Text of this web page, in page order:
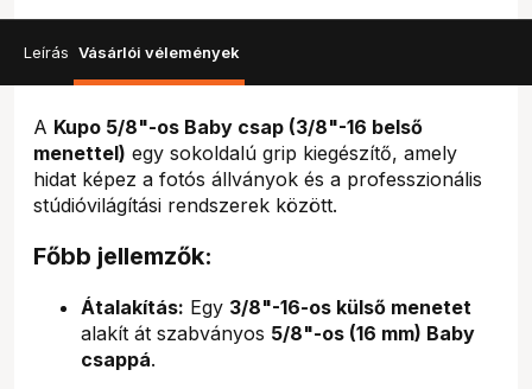
Leírás Vásárlói vélemények
A Kupo 5/8"-os Baby csap (3/8"-16 belső
menettel) egy sokoldalú grip kiegészítő, amely
hidat képez a fotós állványok és a professzionális
stúdióvilágítási rendszerek között.
Főbb jellemzők:
Átalakítás: Egy 3/8"-16-os külső menetet
alakít át szabványos 5/8"-os (16 mm) Baby
csappá.